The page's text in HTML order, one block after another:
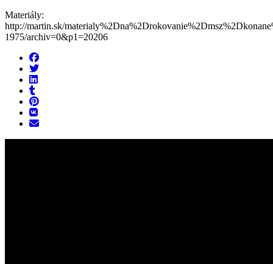
Materiály:
http://martin.sk/
1975/archiv=0&p1=20206